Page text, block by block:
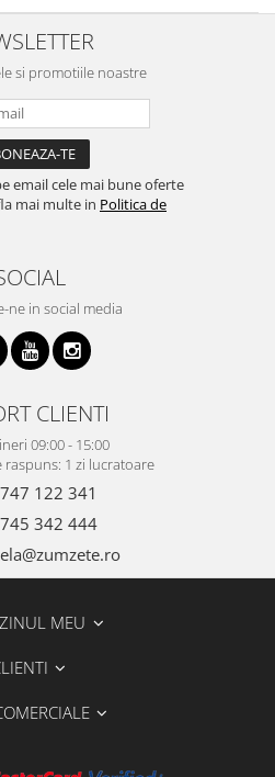
si promotiile noastre
email cele mai bune oferte
mai multe in Politica de
ne in social media
CLIENTI
09:00 - 15:00
raspuns: 1 zi lucratoare
122 341
342 444
MEU